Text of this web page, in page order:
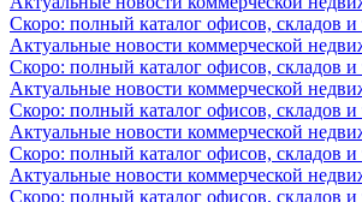
Скоро: полный каталог офисов, складов
Актуальные новости коммерческой
Скоро: полный каталог офисов, складов
Актуальные новости коммерческой
Скоро: полный каталог офисов, складов
Актуальные новости коммерческой
Скоро: полный каталог офисов, складов
Актуальные новости коммерческой
Скоро: полный каталог офисов, складов